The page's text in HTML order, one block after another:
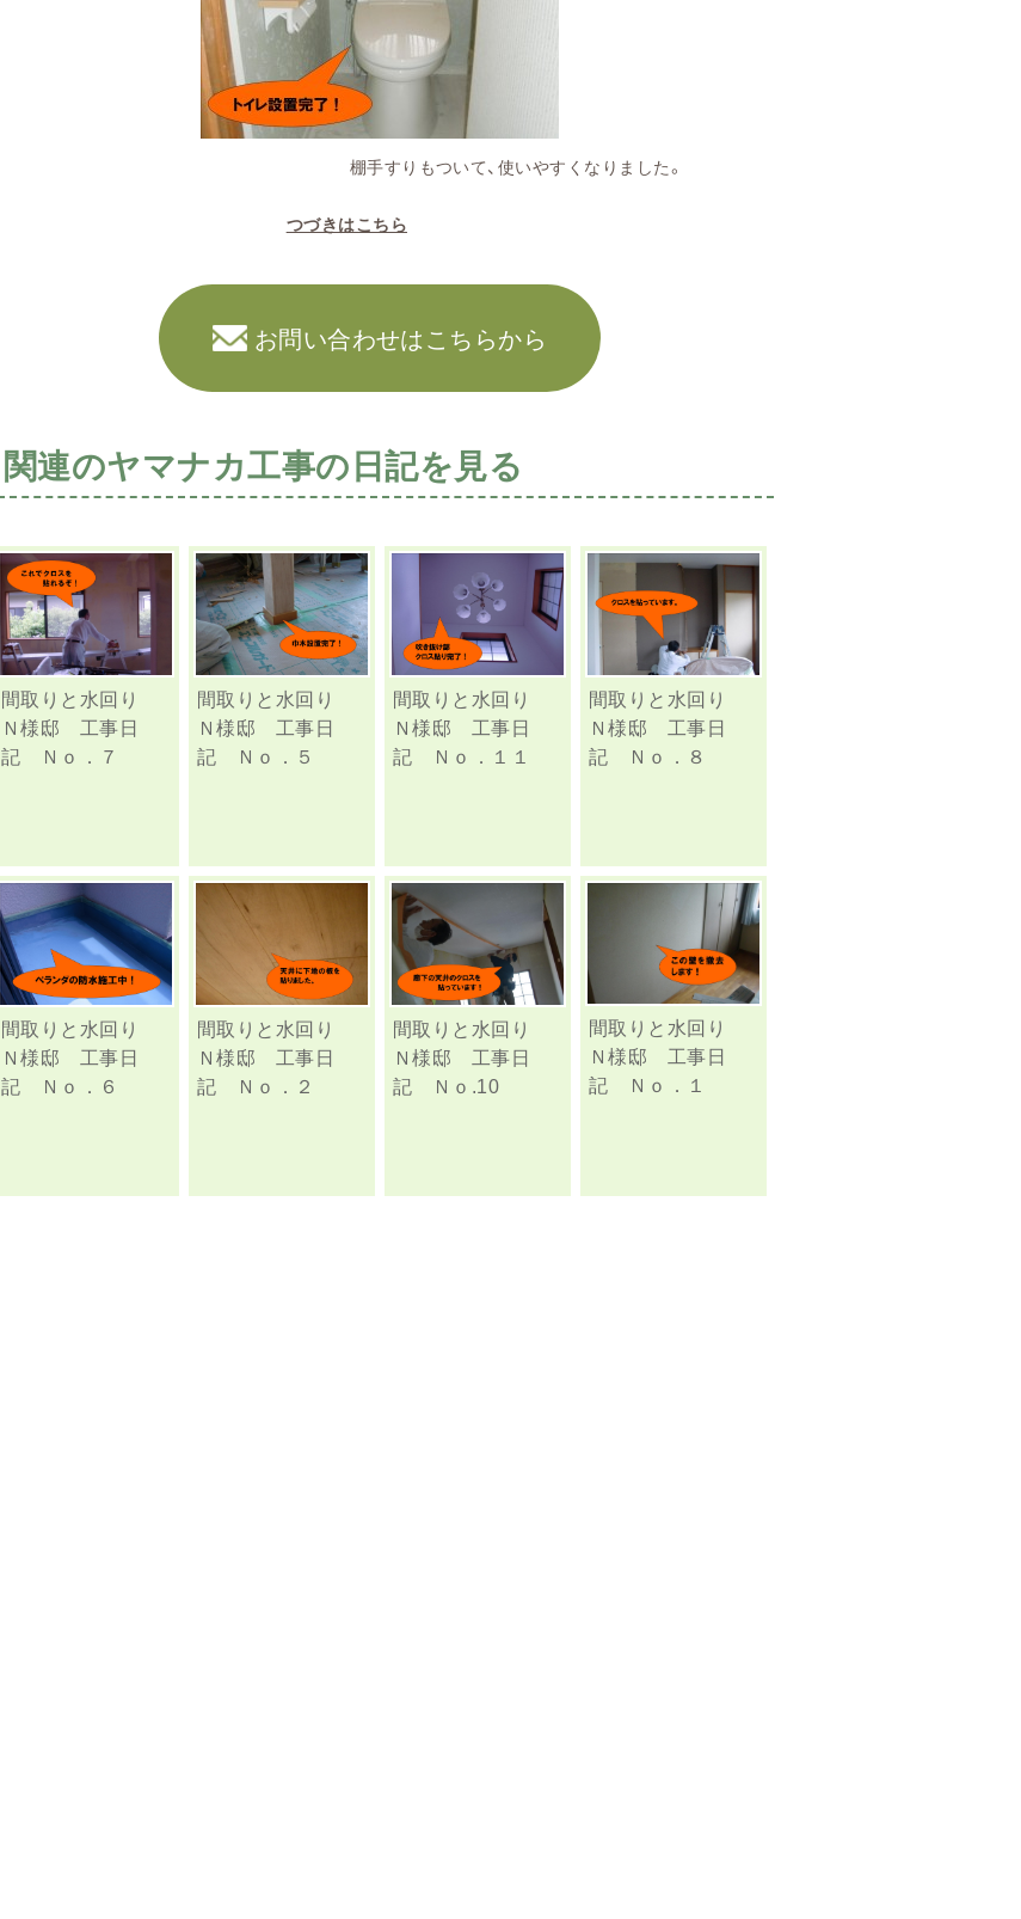
棚手すりもついて、使いやすくなりました。
つづきはこちら
お問い合わせはこちらから
関連のヤマナカ工事の日記を見る
間取りと水回り
Ｎ様邸 工事日
記 Ｎｏ．７
間取りと水回り
Ｎ様邸 工事日
記 Ｎｏ．５
間取りと水回り
Ｎ様邸 工事日
記 Ｎｏ．１１
間取りと水回り
Ｎ様邸 工事日
記 Ｎｏ．８
間取りと水回り
Ｎ様邸 工事日
記 Ｎｏ．６
間取りと水回り
Ｎ様邸 工事日
記 Ｎｏ．２
間取りと水回り
Ｎ様邸 工事日
記 Ｎｏ.10
間取りと水回り
Ｎ様邸 工事日
記 Ｎｏ．１